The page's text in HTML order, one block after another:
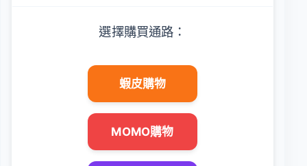
選擇購買通路：
蝦皮購物
MOMO購物